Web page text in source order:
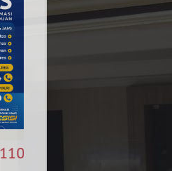
1 x 24 Jam)